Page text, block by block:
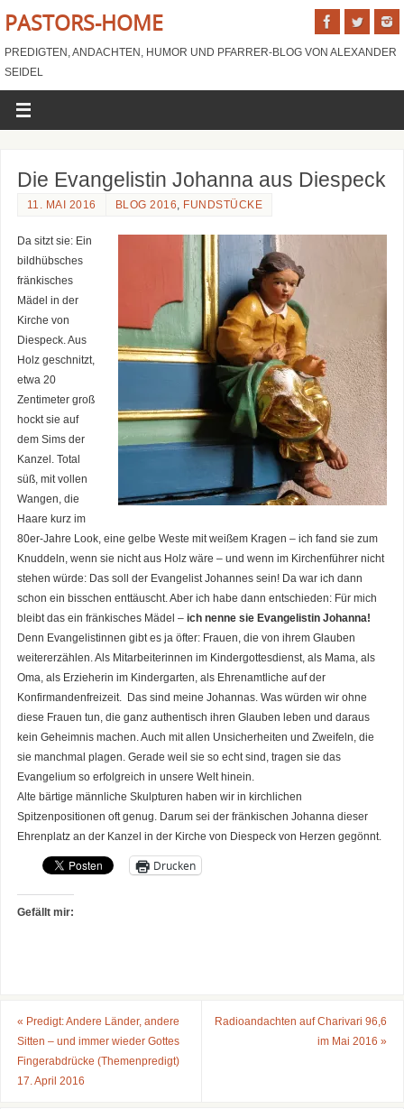
PASTORS-HOME
PREDIGTEN, ANDACHTEN, HUMOR UND PFARRER-BLOG VON ALEXANDER
SEIDEL
Die Evangelistin Johanna aus Diespeck
11. MAI 2016 BLOG 2016 FUNDSTÜCKE
Da sitzt sie: Ein
bildhübsches
fränkisches
Mädel in der
Kirche von
Diespeck. Aus
Holz geschnitzt,
etwa 20
Zentimeter groß
hockt sie auf
dem Sims der
Kanzel. Total
süß, mit vollen
Wangen, die
Haare kurz im
80er-Jahre Look, eine gelbe Weste mit weißem Kragen – ich fand sie zum
Knuddeln, wenn sie nicht aus Holz wäre – und wenn im Kirchenführer nicht
stehen würde: Das soll der Evangelist Johannes sein! Da war ich dann
schon ein bisschen enttäuscht. Aber ich habe dann entschieden: Für mich
bleibt das ein fränkisches Mädel – ich nenne sie Evangelistin Johanna!
Denn Evangelistinnen gibt es ja öfter: Frauen, die von ihrem Glauben
weitererzählen. Als Mitarbeiterinnen im Kindergottesdienst, als Mama, als
Oma, als Erzieherin im Kindergarten, als Ehrenamtliche auf der
Konfirmandenfreizeit. Das sind meine Johannas. Was würden wir ohne
diese Frauen tun, die ganz authentisch ihren Glauben leben und daraus
kein Geheimnis machen. Auch mit allen Unsicherheiten und Zweifeln, die
sie manchmal plagen. Gerade weil sie so echt sind, tragen sie das
Evangelium so erfolgreich in unsere Welt hinein.
Alte bärtige männliche Skulpturen haben wir in kirchlichen
Spitzenpositionen oft genug. Darum sei der fränkischen Johanna dieser
Ehrenplatz an der Kanzel in der Kirche von Diespeck von Herzen gegönnt.
Drucken
Gefällt mir:
« Predigt: Andere Länder, andere
Sitten – und immer wieder Gottes
Fingerabdrücke (Themenpredigt)
17. April 2016
Radioandachten auf Charivari 96,6
im Mai 2016»